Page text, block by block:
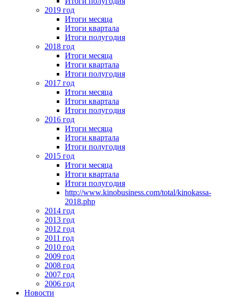
2019 год
Итоги месяца
Итоги квартала
Итоги полугодия
2018 год
Итоги месяца
Итоги квартала
Итоги полугодия
2017 год
Итоги месяца
Итоги квартала
Итоги полугодия
2016 год
Итоги месяца
Итоги квартала
Итоги полугодия
2015 год
Итоги месяца
Итоги квартала
Итоги полугодия
http://www.kinobusiness.com/total/kinokassa-
2018.php
2014 год
2013 год
2012 год
2011 год
2010 год
2009 год
2008 год
2007 год
2006 год
Новости